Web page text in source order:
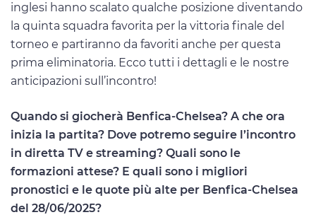
inglesi hanno scalato qualche posizione diventando
la quinta squadra favorita per la vittoria finale del
torneo e partiranno da favoriti anche per questa
prima eliminatoria. Ecco tutti i dettagli e le nostre
anticipazioni sull’incontro!
Quando si giocherà Benfica-Chelsea? A che ora
inizia la partita? Dove potremo seguire l’incontro
in diretta TV e streaming? Quali sono le
formazioni attese? E quali sono i migliori
pronostici e le quote più alte per Benfica-Chelsea
del 28/06/2025?